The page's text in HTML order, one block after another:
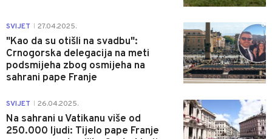
SVIJET 27.04.2025.
"Kao da su otišli na svadbu":
Crnogorska delegacija na meti
podsmijeha zbog osmijeha na
sahrani pape Franje
0
SVIJET 26.04.2025.
Na sahrani u Vatikanu više od
250.000 ljudi: Tijelo pape Franje
0